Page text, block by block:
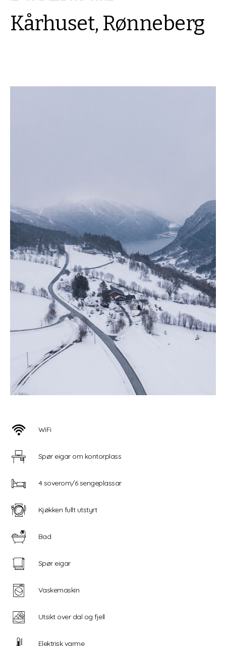
Kårhuset, Rønneberg
WiFi
Spør eigar om kontorplass
4 soverom/6 sengeplassar
Kjøkken fullt utstyrt
Bad
Spør eigar
Vaskemaskin
Utsikt over dal og fjell
Elektrisk varme